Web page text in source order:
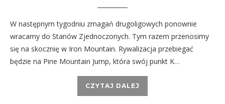
W następnym tygodniu zmagań drugoligowych ponownie
wracamy do Stanów Zjednoczonych. Tym razem przenosimy
się na skocznię w Iron Mountain. Rywalizacja przebiegać
będzie na Pine Mountain Jump, która swój punkt K…
CZYTAJ DALEJ